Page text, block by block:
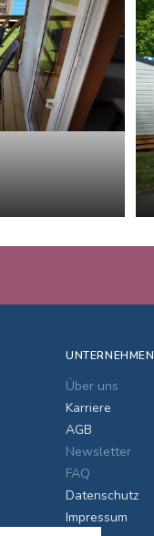
UNTERNEHMEN
Über uns
Karriere
AGB
Newsletter
FAQ
Datenschutz
Impressum